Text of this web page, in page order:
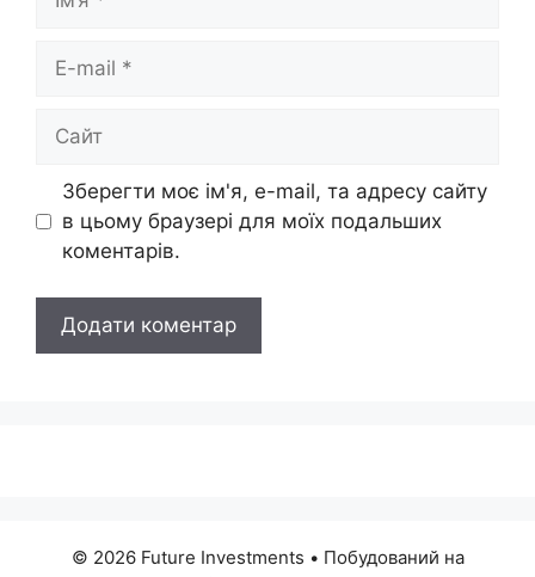
Сайт
Зберегти моє ім'я, e-mail, та адресу сайту
в цьому браузері для моїх подальших
коментарів.
© 2026 Future Investments • Побудований на